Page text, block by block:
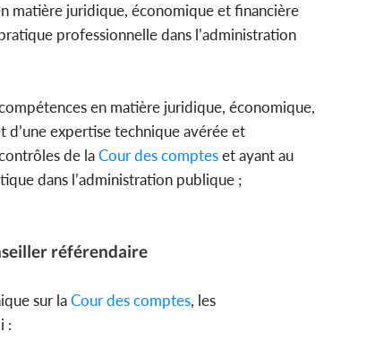
matière juridique, économique et financière
professionnelle dans l’administration
en matière juridique, économique,
d’une expertise technique avérée et
de laCour des compteset ayant au
dans l’administration publique ;
référendaire
sur laCour des comptes, les
: